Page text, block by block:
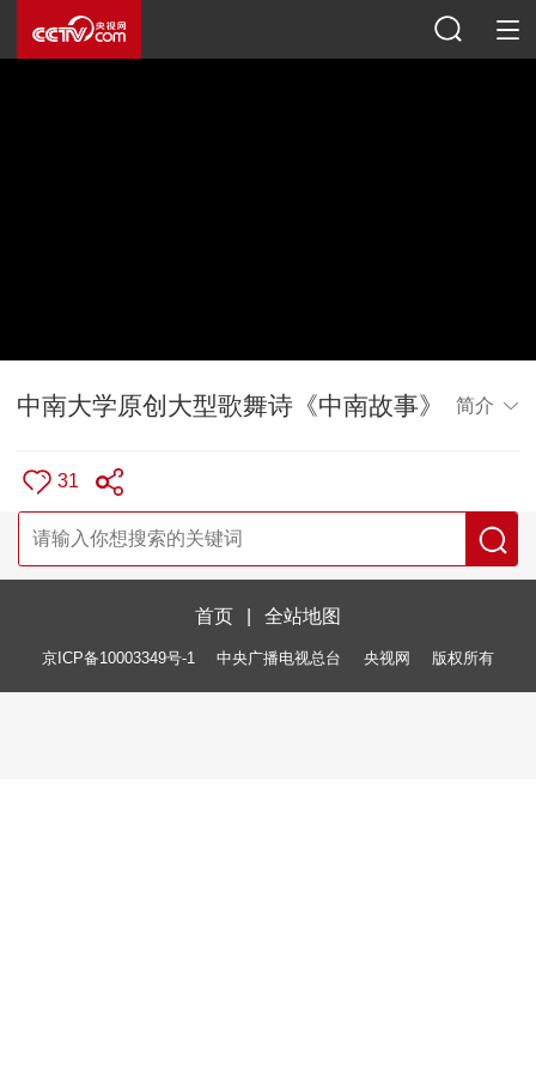
中南大学原创大型歌舞诗《中南故事》 简介
31
首页 全站地图
京ICP备10003349号-1 中央广播电视总台 央视网 版权所有